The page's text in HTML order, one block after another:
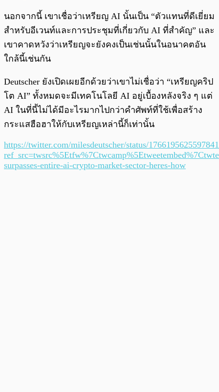
นอกจากนี้ เขาเชื่อว่าเหรียญ AI นั้นเป็น “ตัวแทนที่ดีเยี่ยม
สำหรับอีเวนท์และการประชุมที่เกี่ยวกับ AI ที่สำคัญ” และ
เขาคาดหวังว่าเหรียญจะยังคงเป็นเช่นนั้นในอนาคตอัน
ใกล้นี้เช่นกัน
Deutscher ยังเปิดเผยอีกด้วยว่าเขาไม่เชื่อว่า “เหรียญคริป
โต AI” ทั้งหมดจะมีเทคโนโลยี AI อยู่เบื้องหลังจริง ๆ แต่
AI ในที่นี้ไม่ได้มีอะไรมากไปกว่าคำศัพท์ที่ใช้เพื่อสร้าง
กระแสฮือฮาให้กับเหรียญเหล่านี้ก็เท่านั้น
https://twitter.com/milesdeutscher/status/
surpasses-entire-ai-crypto-market-sector-heres-how